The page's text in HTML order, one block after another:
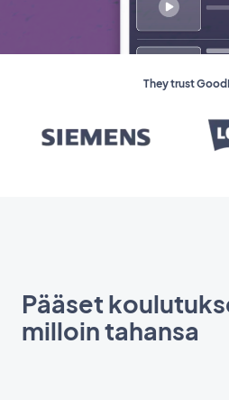
They trust
Pääset
milloin tahansa